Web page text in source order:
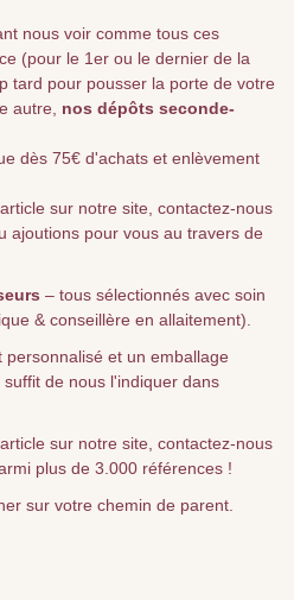
nous voir comme tous ces
(pour le 1er ou le dernier de la
tard pour pousser la porte de votre
autre, nos dépôts seconde-
dès 75€ d'achats et enlèvement
sur notre site, contactez-nous
ajoutions pour vous au travers de
– tous sélectionnés avec soin
& conseillère en allaitement).
et un emballage
de nous l'indiquer dans
sur notre site, contactez-nous
plus de 3.000 références !
sur votre chemin de parent.